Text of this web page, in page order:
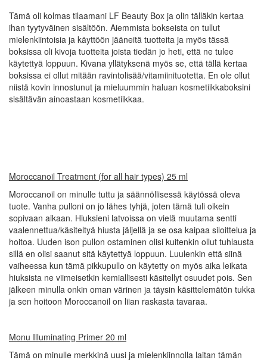
Tämä oli kolmas tilaamani LF Beauty Box ja olin tälläkin kertaa
ihan tyytyväinen sisältöön. Aiemmista bokseista on tullut
mielenkiintoisia ja käyttöön jääneitä tuotteita ja myös tässä
boksissa oli kivoja tuotteita joista tiedän jo heti, että ne tulee
käytettyä loppuun. Kivana yllätyksenä myös se, että tällä kertaa
boksissa ei ollut mitään ravintolisää/vitamiinituotetta. En ole ollut
niistä kovin innostunut ja mieluummin haluan kosmetiikkaboksini
sisältävän ainoastaan kosmetiikkaa.
Moroccanoil Treatment (for all hair types) 25 ml
Moroccanoil on minulle tuttu ja säännöllisessä käytössä oleva
tuote. Vanha pulloni on jo lähes tyhjä, joten tämä tuli oikein
sopivaan aikaan. Hiuksieni latvoissa on vielä muutama sentti
vaalennettua/käsiteltyä hiusta jäljellä ja se osa kaipaa siloittelua ja
hoitoa. Uuden ison pullon ostaminen olisi kuitenkin ollut tuhlausta
sillä en olisi saanut sitä käytettyä loppuun. Luulenkin että siinä
vaiheessa kun tämä pikkupullo on käytetty on myös aika leikata
hiuksista ne viimeisetkin kemiallisesti käsitellyt osuudet pois. Sen
jälkeen minulla onkin oman värinen ja täysin käsittelemätön tukka
ja sen hoitoon Moroccanoil on liian raskasta tavaraa.
Monu Illuminating Primer 20 ml
Tämä on minulle merkkinä uusi ja mielenkiinnolla laitan tämän